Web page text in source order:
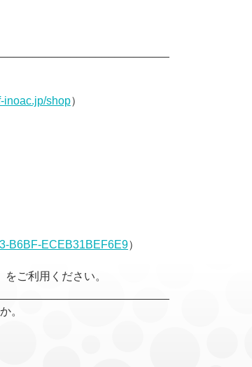
inoac.jp/shop）
B6BF-ECEB31BEF6E9）
ご利用ください。
。